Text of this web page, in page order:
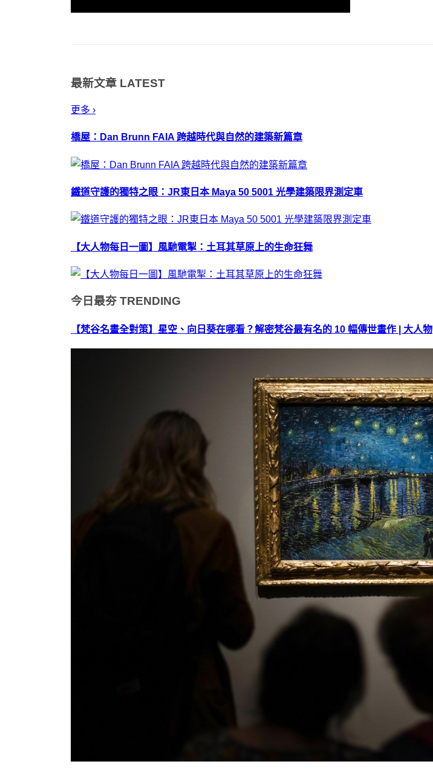
最新文章 LATEST
更多 ›
橋屋：Dan Brunn FAIA 跨越時代與自然的建築新篇章
鐵道守護的獨特之眼：JR東日本 Maya 50 5001 光學建築限界測定車
【大人物每日一圖】風馳電掣：土耳其草原上的生命狂舞
今日最夯 TRENDING
【梵谷名畫全對策】星空、向日葵在哪看？解密梵谷最有名的 10 幅傳世畫作 | 大人物